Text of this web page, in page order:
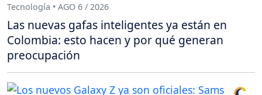
Tecnología • AGO 6 / 2026
Las nuevas gafas inteligentes ya están en
Colombia: esto hacen y por qué generan
preocupación